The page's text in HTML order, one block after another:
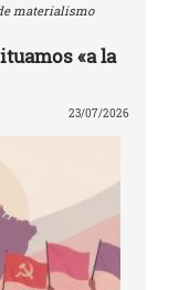
materialismo
«a la
23/07/2026